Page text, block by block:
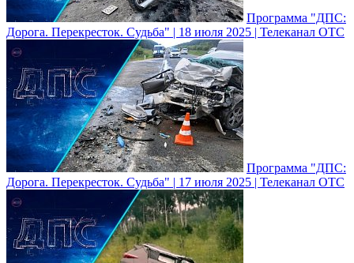
Программа "ДПС:
Дорога. Перекресток. Судьба" | 18 июля 2025 | Телеканал ОТС
Программа "ДПС:
Дорога. Перекресток. Судьба" | 17 июля 2025 | Телеканал ОТС